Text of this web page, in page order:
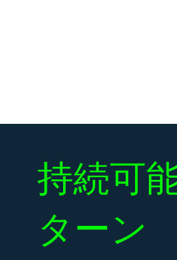
持続可
ターン